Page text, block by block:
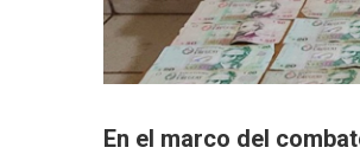
En el marco del